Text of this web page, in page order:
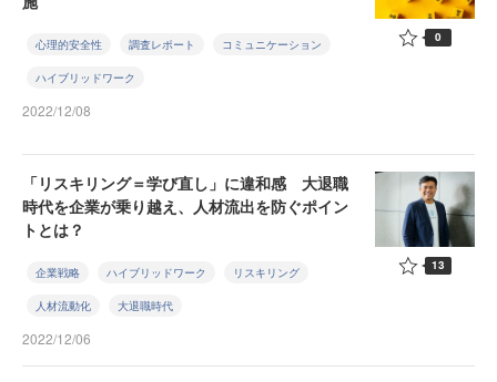
心理的安全性 調査レポート コミュニケーション
ハイブリッドワーク
2022/12/08
0
「リスキリング＝学び直し」に違和感 大退職
時代を企業が乗り越え、人材流出を防ぐポイン
トとは？
企業戦略 ハイブリッドワーク リスキリング
人材流動化 大退職時代
2022/12/06
13